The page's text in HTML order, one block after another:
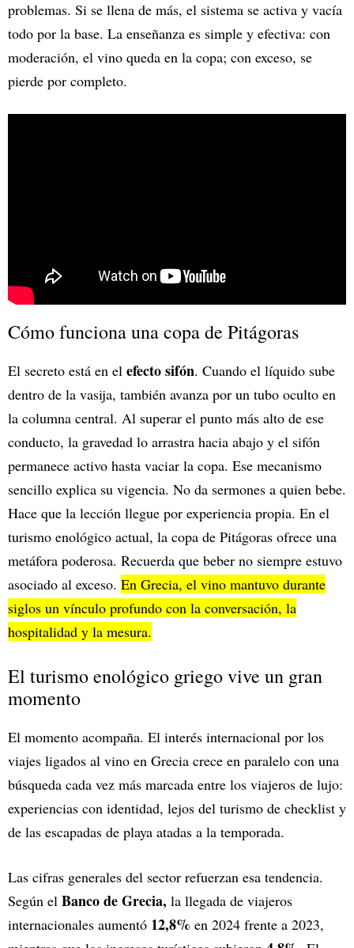
problemas. Si se llena de más, el sistema se activa y vacía
todo por la base. La enseñanza es simple y efectiva: con
moderación, el vino queda en la copa; con exceso, se
pierde por completo.
Cómo funciona una copa de Pitágoras
El secreto está en el efecto sifón. Cuando el líquido sube
dentro de la vasija, también avanza por un tubo oculto en
la columna central. Al superar el punto más alto de ese
conducto, la gravedad lo arrastra hacia abajo y el sifón
permanece activo hasta vaciar la copa. Ese mecanismo
sencillo explica su vigencia. No da sermones a quien bebe.
Hace que la lección llegue por experiencia propia. En el
turismo enológico actual, la copa de Pitágoras ofrece una
metáfora poderosa. Recuerda que beber no siempre estuvo
asociado al exceso. En Grecia, el vino mantuvo durante
siglos un vínculo profundo con la conversación, la
hospitalidad y la mesura.
El turismo enológico griego vive un gran
momento
El momento acompaña. El interés internacional por los
viajes ligados al vino en Grecia crece en paralelo con una
búsqueda cada vez más marcada entre los viajeros de lujo:
experiencias con identidad, lejos del turismo de checklist y
de las escapadas de playa atadas a la temporada.
Las cifras generales del sector refuerzan esa tendencia.
Según el Banco de Grecia, la llegada de viajeros
internacionales aumentó 12,8% en 2024 frente a 2023,